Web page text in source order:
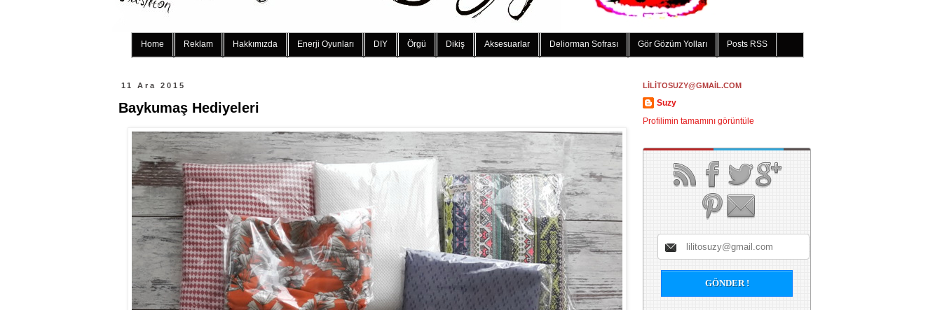
Home Reklam Hakkımızda Enerji Oyunları DIY Örgü Dikiş Aksesuarlar Deliorman Sofrası Gör Gözüm Yolları Posts RSS
11 Ara 2015
Baykumaş Hediyeleri
LİLİTOSUZY@GMAİL.COM
Suzy
Profilimin tamamını görüntüle